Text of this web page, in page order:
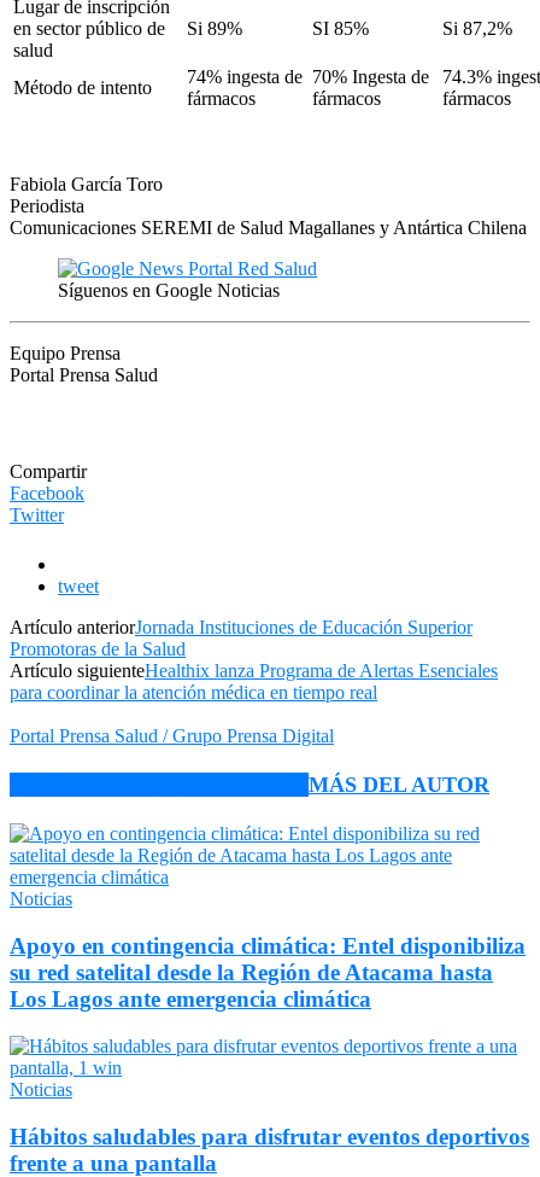
Lugar de inscripción
en sector público de
salud
Si 89% SI 85% Si 87,2%
Método de intento
74% ingesta de
fármacos
70% Ingesta de
fármacos
74.3%
fármacos
Fabiola García Toro
Periodista
Comunicaciones SEREMI de Salud Magallanes y Antártica Chilena
Síguenos en Google Noticias
Equipo Prensa
Portal Prensa Salud
Compartir
Facebook
Twitter
tweet
Artículo anteriorJornada Instituciones de Educación Superior
Promotoras de la Salud
Artículo siguienteHealthix lanza Programa de Alertas Esenciales
para coordinar la atención médica en tiempo real
Portal Prensa Salud / Grupo Prensa Digital
MÁS DEL AUTOR
Noticias
Apoyo en contingencia climática: Entel disponibiliza
su red satelital desde la Región de Atacama hasta
Los Lagos ante emergencia climática
Noticias
Hábitos saludables para disfrutar eventos deportivos
frente a una pantalla